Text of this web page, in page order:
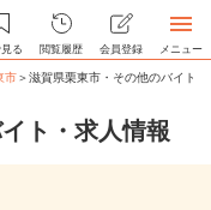
る 閲覧履歴 会員登録 メニュー
市＞滋賀県栗東市・その他のバイト
ト・求人情報